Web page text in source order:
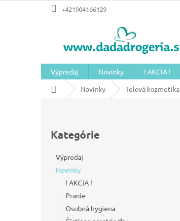
na
+421904166129
Výpredaj Novinky ! AKCIA !
DomovNovinky Telová kozmetika
p
kategórie
Kategórie
Výpredaj
Novinky
! AKCIA !
Pranie
Osobná hygiena